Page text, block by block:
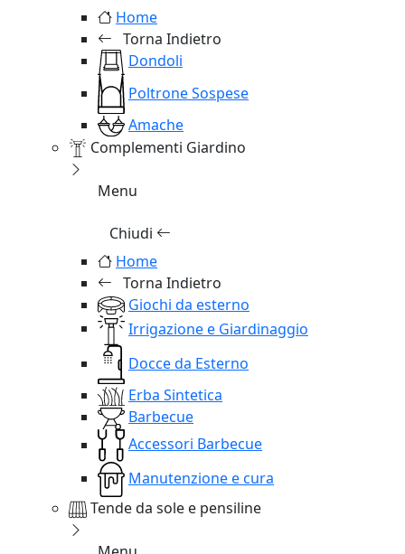
Home
Torna Indietro
Dondoli
Poltrone Sospese
Amache
Complementi Giardino
Menu
Chiudi
Home
Torna Indietro
Giochi da esterno
Irrigazione e Giardinaggio
Docce da Esterno
Erba Sintetica
Barbecue
Accessori Barbecue
Manutenzione e cura
Tende da sole e pensiline